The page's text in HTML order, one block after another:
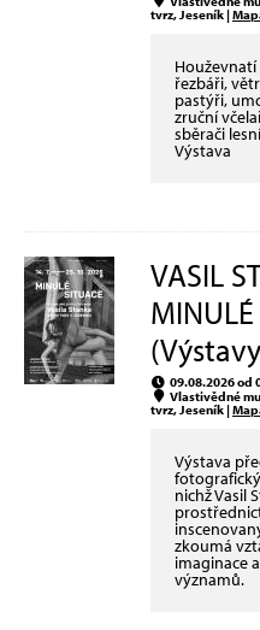
tvrz, Jeseník |
řezbáři,
pastýři,
zruční
sběrači
Výstava
VASIL
MINULÉ
09.08.2026 od
Vlastivědné
tvrz, Jeseník |
Výstava
nichž Vasil
zkoumá
imaginace
významů.